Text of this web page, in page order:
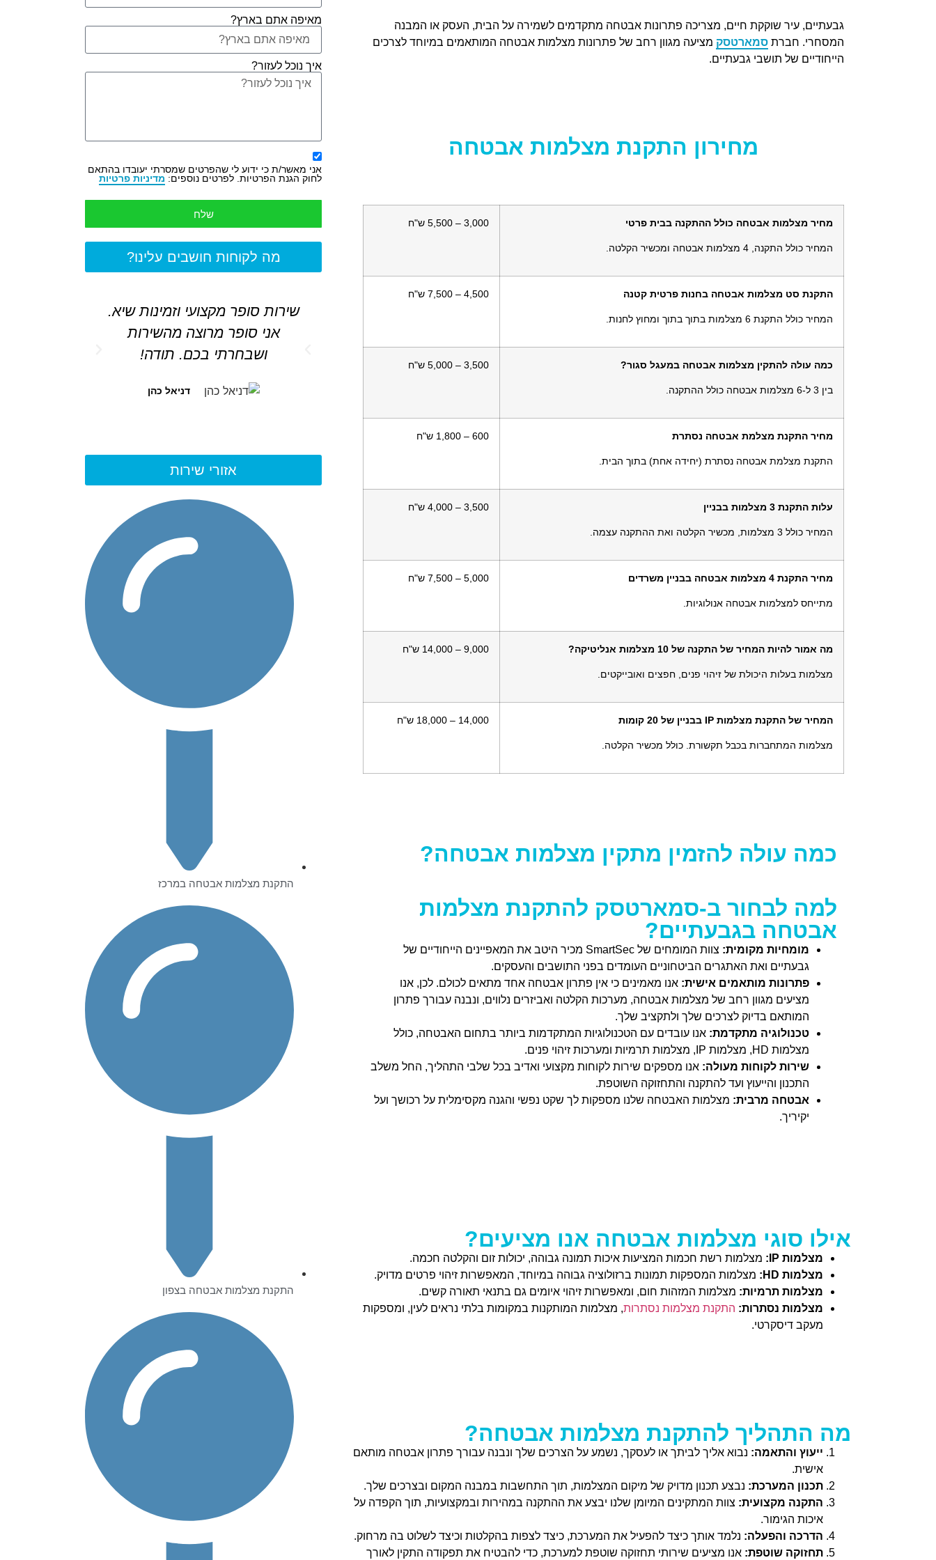
גבעתיים, עיר שוקקת חיים, מצריכה פתרונות אבטחה מתקדמים לשמירה על הבית, העסק או המבנה
המסחרי. חברת סמארטסק מציעה מגוון רחב של פתרונות מצלמות אבטחה המותאמים במיוחד לצרכים
הייחודיים של תושבי גבעתיים.
מחירון התקנת מצלמות אבטחה
מחיר מצלמות אבטחה כולל ההתקנה בבית פרטי
המחיר כולל התקנה, 4 מצלמות אבטחה ומכשיר הקלטה.
3,000 – 5,500 ש"ח
התקנת סט מצלמות אבטחה בחנות פרטית קטנה
המחיר כולל התקנת 6 מצלמות בתוך בתוך ומחוץ לחנות.
4,500 – 7,500 ש"ח
כמה עולה להתקין מצלמות אבטחה במעגל סגור?
בין 3 ל-6 מצלמות אבטחה כולל ההתקנה.
3,500 – 5,000 ש"ח
מחיר התקנת מצלמת אבטחה נסתרת
התקנת מצלמת אבטחה נסתרת (יחידה אחת) בתוך הבית.
600 – 1,800 ש"ח
עלות התקנת 3 מצלמות בבניין
המחיר כולל 3 מצלמות, מכשיר הקלטה ואת ההתקנה עצמה.
3,500 – 4,000 ש"ח
מחיר התקנת 4 מצלמות אבטחה בבניין משרדים
מתייחס למצלמות אבטחה אנולוגיות.
5,000 – 7,500 ש"ח
מה אמור להיות המחיר של התקנה של 10 מצלמות אנליטיקה?
מצלמות בעלות היכולת של זיהוי פנים, חפצים ואובייקטים.
9,000 – 14,000 ש"ח
המחיר של התקנת מצלמות IP בבניין של 20 קומות
מצלמות המתחברות בכבל תקשורת. כולל מכשיר הקלטה.
14,000 – 18,000 ש"ח
כמה עולה להזמין מתקין מצלמות אבטחה?
למה לבחור ב-סמארטסק להתקנת מצלמות
אבטחה בגבעתיים?
מומחיות מקומית:
צוות המומחים של SmartSec מכיר היטב את המאפיינים הייחודיים של
גבעתיים ואת האתגרים הביטחוניים העומדים בפני התושבים והעסקים.
פתרונות מותאמים אישית: אנו מאמינים כי אין פתרון אבטחה אחד מתאים לכולם. לכן, אנו
מציעים מגוון רחב של מצלמות אבטחה, מערכות הקלטה ואביזרים נלווים, ונבנה עבורך פתרון
המותאם בדיוק לצרכים שלך ולתקציב שלך.
טכנולוגיה מתקדמת: אנו עובדים עם הטכנולוגיות המתקדמות ביותר בתחום האבטחה, כולל
מצלמות HD, מצלמות IP, מצלמות תרמיות ומערכות זיהוי פנים.
שירות לקוחות מעולה: אנו מספקים שירות לקוחות מקצועי ואדיב בכל שלבי התהליך, החל משלב
התכנון והייעוץ ועד להתקנה והתחזוקה השוטפת.
אבטחה מרבית: מצלמות האבטחה שלנו מספקות לך שקט נפשי והגנה מקסימלית על רכושך ועל
יקיריך.
אילו סוגי מצלמות אבטחה אנו מציעים?
מצלמות IP:
מצלמות רשת חכמות המציעות איכות תמונה גבוהה, יכולות זום והקלטה חכמה.
מצלמות HD:
מצלמות המספקות תמונות ברזולוציה גבוהה במיוחד, המאפשרות זיהוי פרטים מדויק.
מצלמות תרמיות: מצלמות המזהות חום, ומאפשרות זיהוי איומים גם בתנאי תאורה קשים.
מצלמות נסתרות: התקנת מצלמות נסתרות, מצלמות המותקנות במקומות בלתי נראים לעין, ומספקות
מעקב דיסקרטי.
מה התהליך להתקנת מצלמות אבטחה?
ייעוץ והתאמה: נבוא אליך לביתך או לעסקך, נשמע על הצרכים שלך ונבנה עבורך פתרון אבטחה מותאם
אישית.
תכנון המערכת: נבצע תכנון מדויק של מיקום המצלמות, תוך התחשבות במבנה המקום ובצרכים שלך.
התקנה מקצועית: צוות המתקינים המיומן שלנו יבצע את ההתקנה במהירות ובמקצועיות, תוך הקפדה על
איכות הגימור.
הדרכה והפעלה: נלמד אותך כיצד להפעיל את המערכת, כיצד לצפות בהקלטות וכיצד לשלוט בה מרחוק.
תחזוקה שוטפת: אנו מציעים שירותי תחזוקה שוטפת למערכת, כדי להבטיח את תפקודה התקין לאורך
מאיפה אתם בארץ?
איך נוכל לעזור?
אני מאשר/ת כי ידוע לי שהפרטים שמסרתי יעובדו בהתאם
לחוק הגנת הפרטיות. לפרטים נוספים: מדיניות פרטיות
שלח
מה לקוחות חושבים עלינו?
שירות סופר מקצועי וזמינות שיא.
אני סופר מרוצה מהשירות
ושבחרתי בכם. תודה!
דניאל כהן
אזורי שירות
התקנת מצלמות אבטחה במרכז
התקנת מצלמות אבטחה בצפון